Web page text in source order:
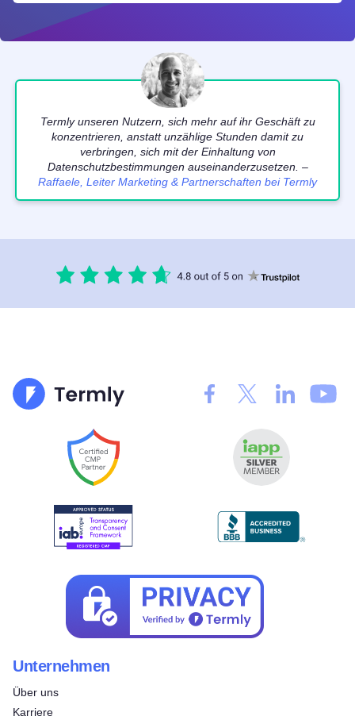
Termly unseren Nutzern, sich mehr auf ihr Geschäft zu
konzentrieren, anstatt unzählige Stunden damit zu
verbringen, sich mit der Einhaltung von
Datenschutzbestimmungen auseinanderzusetzen. –
Raffaele, Leiter Marketing & Partnerschaften bei Termly
Unternehmen
Über uns
Karriere